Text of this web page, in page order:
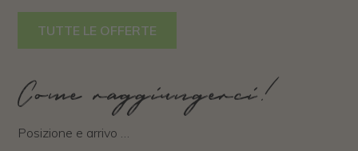
TUTTE LE OFFERTE
Come raggiungerci!
Posizione e arrivo …